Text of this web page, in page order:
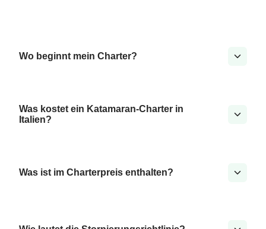
Wo beginnt mein Charter?
Was kostet ein Katamaran-Charter in
Italien?
Was ist im Charterpreis enthalten?